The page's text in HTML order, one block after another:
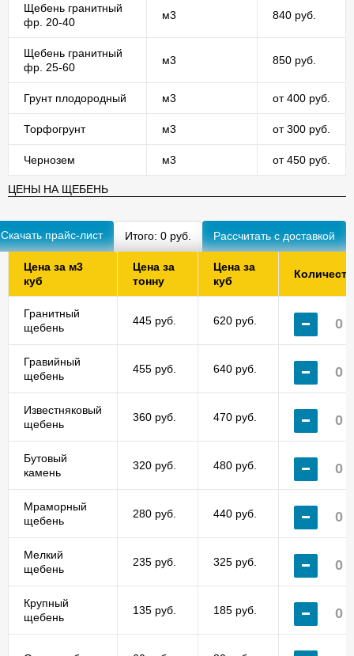
Щебень гранитный
фр. 20-40
м3 840 руб.
Щебень гранитный
фр. 25-60
м3 850 руб.
Грунт плодородный м3 от 400 руб.
Торфогрунт м3 от 300 руб.
Чернозем м3 от 450 руб.
ЦЕНЫ НА ЩЕБЕНЬ
Скачать прайс-лист Итого: 0 руб.
Цена за м3
куб
Цена за
тонну
Цена за
куб
Гранитный
щебень
445 руб. 620 руб.
Гравийный
щебень
455 руб. 640 руб.
Известняковый
щебень
360 руб. 470 руб.
Бутовый
камень
320 руб. 480 руб.
Мраморный
щебень
280 руб. 440 руб.
Мелкий
щебень
235 руб. 325 руб.
Крупный
щебень
135 руб. 185 руб.